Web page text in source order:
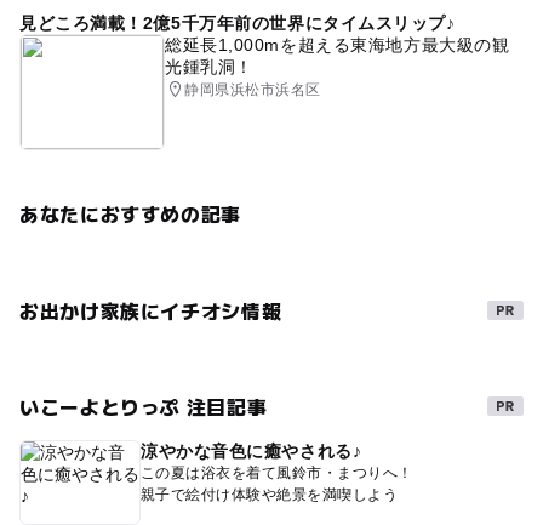
見どころ満載！2億5千万年前の世界にタイムスリップ♪
総延長1,000mを超える東海地方最大級の観
光鍾乳洞！
静岡県浜松市浜名区
あなたにおすすめの記事
お出かけ家族にイチオシ情報
いこーよとりっぷ 注目記事
涼やかな音色に癒やされる♪
この夏は浴衣を着て風鈴市・まつりへ！
親子で絵付け体験や絶景を満喫しよう